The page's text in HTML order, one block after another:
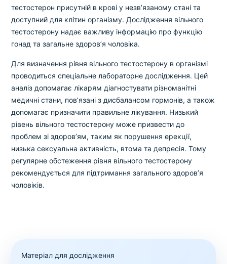
тестостерон присутній в крові у незв’язаному стані та
доступний для клітин організму. Дослідження вільного
тестостерону надає важливу інформацію про функцію
гонад та загальне здоров’я чоловіка.
Для визначення рівня вільного тестостерону в організмі
проводиться спеціальне лабораторне дослідження. Цей
аналіз допомагає лікарям діагностувати різноманітні
медичні стани, пов’язані з дисбалансом гормонів, а також
допомагає призначити правильне лікування. Низький
рівень вільного тестостерону може призвести до
проблем зі здоров’ям, таким як порушення ерекції,
низька сексуальна активність, втома та депресія. Тому
регулярне обстеження рівня вільного тестостерону
рекомендується для підтримання загального здоров’я
чоловіків.
Матеріал для дослідження
* Адміністрація клініки вживає всіх заходів для
своєчасного оновлення розміщеного на сайті прайс-
листа. Проте, щоб уникнути можливих непорозумінь,
виконання досліджень за телефонами, вказаними на
сайті.